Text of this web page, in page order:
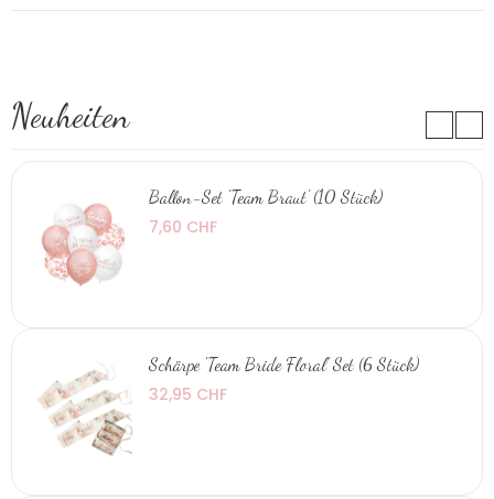
Neuheiten
Ballon-Set 'Team Braut' (10 Stück)
7,60 CHF
Schärpe 'Team Bride Floral' Set (6 Stück)
32,95 CHF